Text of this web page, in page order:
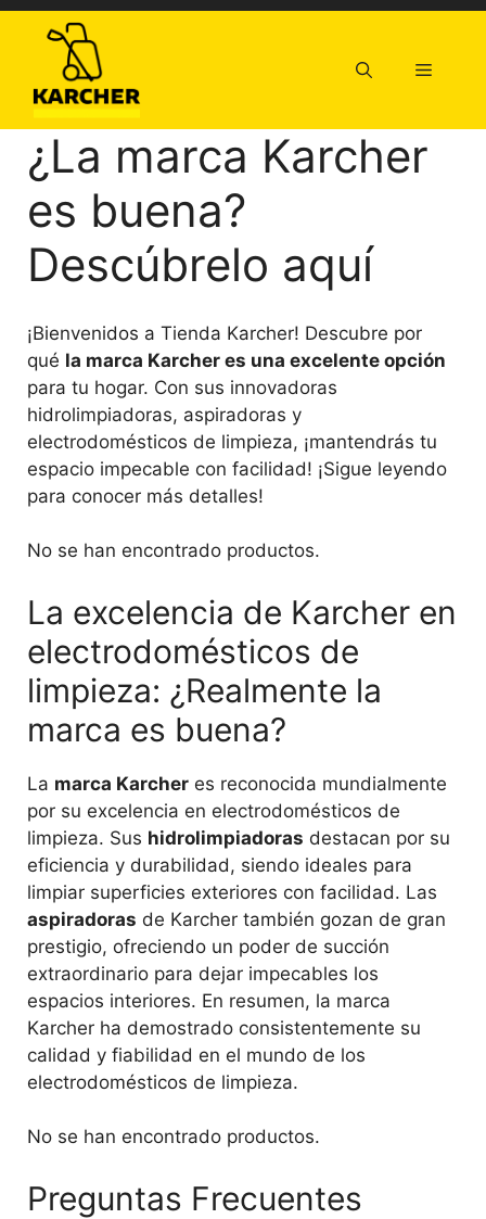
Saltar
contenido
Menú
¿La marca Karcher
es buena?
Descúbrelo aquí
¡Bienvenidos a Tienda Karcher! Descubre por
qué la marca Karcher es una excelente opción
para tu hogar. Con sus innovadoras
hidrolimpiadoras, aspiradoras y
electrodomésticos de limpieza, ¡mantendrás tu
espacio impecable con facilidad! ¡Sigue leyendo
para conocer más detalles!
No se han encontrado productos.
La excelencia de Karcher en
electrodomésticos de
limpieza: ¿Realmente la
marca es buena?
La marca Karcher es reconocida mundialmente
por su excelencia en electrodomésticos de
limpieza. Sus hidrolimpiadoras destacan por su
eficiencia y durabilidad, siendo ideales para
limpiar superficies exteriores con facilidad. Las
aspiradoras de Karcher también gozan de gran
prestigio, ofreciendo un poder de succión
extraordinario para dejar impecables los
espacios interiores. En resumen, la marca
Karcher ha demostrado consistentemente su
calidad y fiabilidad en el mundo de los
electrodomésticos de limpieza.
No se han encontrado productos.
Preguntas Frecuentes